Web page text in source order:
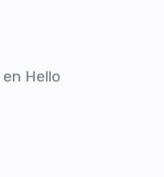
en Hello